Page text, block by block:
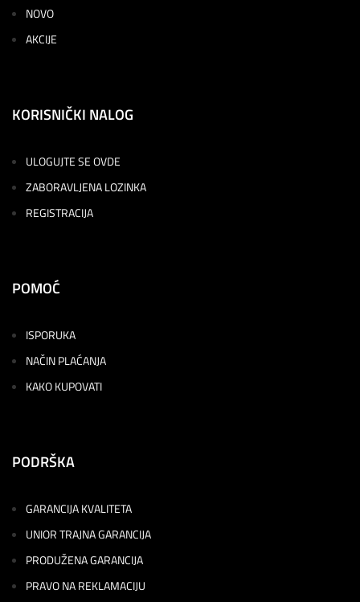
NOVO
AKCIJE
KORISNIČKI NALOG
ULOGUJTE SE OVDE
ZABORAVLJENA LOZINKA
REGISTRACIJA
POMOĆ
ISPORUKA
NAČIN PLAĆANJA
KAKO KUPOVATI
PODRŠKA
GARANCIJA KVALITETA
UNIOR TRAJNA GARANCIJA
PRODUŽENA GARANCIJA
PRAVO NA REKLAMACIJU